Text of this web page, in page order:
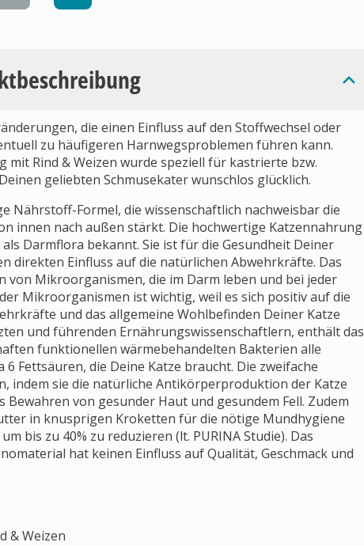
die einen Einfluss auf den Stoffwechsel oder
zu häufigeren Harnwegsproblemen führen kann.
mit Rind & Weizen wurde speziell für kastrierte bzw.
geliebten Schmusekater wunschlos glücklich.
Nährstoff-Formel, die wissenschaftlich nachweisbar die
innen nach außen stärkt. Die hochwertige Katzennahrung
Darmflora bekannt. Sie ist für die Gesundheit Deiner
direkten Einfluss auf die natürlichen Abwehrkräfte. Das
Mikroorganismen, die im Darm leben und bei jeder
Mikroorganismen ist wichtig, weil es sich positiv auf die
und das allgemeine Wohlbefinden Deiner Katze
und führenden Ernährungswissenschaftlern, enthält das
funktionellen wärmebehandelten Bakterien alle
Fettsäuren, die Deine Katze braucht. Die zweifache
indem sie die natürliche Antikörperproduktion der Katze
von gesunder Haut und gesundem Fell. Zudem
in knusprigen Kroketten für die nötige Mundhygiene
bis zu 40% zu reduzieren (lt. PURINA Studie). Das
hat keinen Einfluss auf Qualität, Geschmack und
& Weizen